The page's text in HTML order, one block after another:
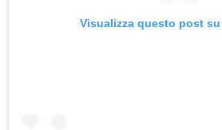
Visualizza questo post